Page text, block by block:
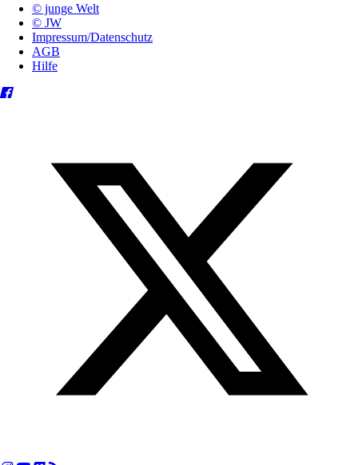
© junge Welt
© JW
Impressum/Datenschutz
AGB
Hilfe